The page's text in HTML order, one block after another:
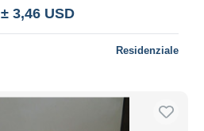
± 3,46 USD
Residenziale